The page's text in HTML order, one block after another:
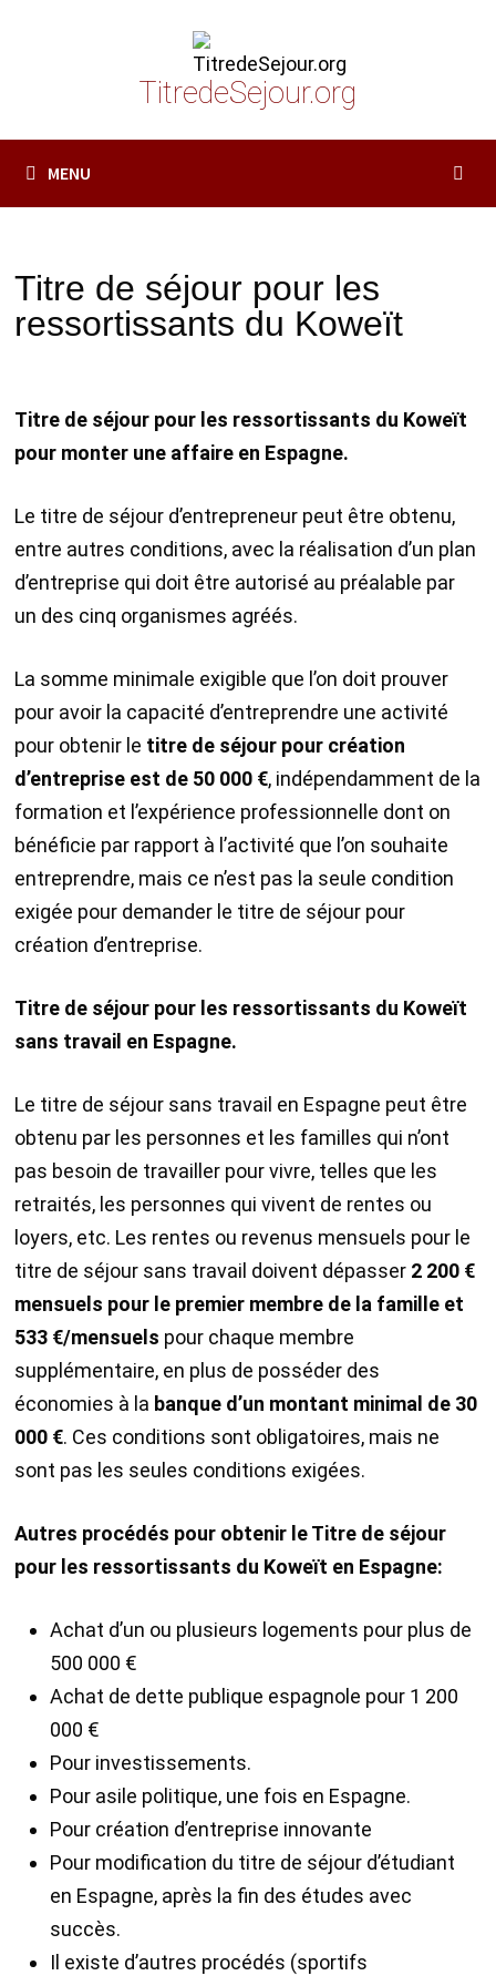
TitredeSejour.org
MENU
Titre de séjour pour les
ressortissants du Koweït
Titre de séjour pour les ressortissants du Koweït
pour monter une affaire en Espagne.
Le titre de séjour d’entrepreneur peut être obtenu,
entre autres conditions, avec la réalisation d’un plan
d’entreprise qui doit être autorisé au préalable par
un des cinq organismes agréés.
La somme minimale exigible que l’on doit prouver
pour avoir la capacité d’entreprendre une activité
pour obtenir le titre de séjour pour création
d’entreprise est de 50 000 €, indépendamment de la
formation et l’expérience professionnelle dont on
bénéficie par rapport à l’activité que l’on souhaite
entreprendre, mais ce n’est pas la seule condition
exigée pour demander le titre de séjour pour
création d’entreprise.
Titre de séjour pour les ressortissants du Koweït
sans travail en Espagne.
Le titre de séjour sans travail en Espagne peut être
obtenu par les personnes et les familles qui n’ont
pas besoin de travailler pour vivre, telles que les
retraités, les personnes qui vivent de rentes ou
loyers, etc. Les rentes ou revenus mensuels pour le
titre de séjour sans travail doivent dépasser 2 200 €
mensuels pour le premier membre de la famille et
533 €/mensuels pour chaque membre
supplémentaire, en plus de posséder des
économies à la banque d’un montant minimal de 30
000 €. Ces conditions sont obligatoires, mais ne
sont pas les seules conditions exigées.
Autres procédés pour obtenir le Titre de séjour
pour les ressortissants du Koweït en Espagne:
Achat d’un ou plusieurs logements pour plus de
500 000 €
Achat de dette publique espagnole pour 1 200
000 €
Pour investissements.
Pour asile politique, une fois en Espagne.
Pour création d’entreprise innovante
Pour modification du titre de séjour d’étudiant
en Espagne, après la fin des études avec
succès.
Il existe d’autres procédés (sportifs